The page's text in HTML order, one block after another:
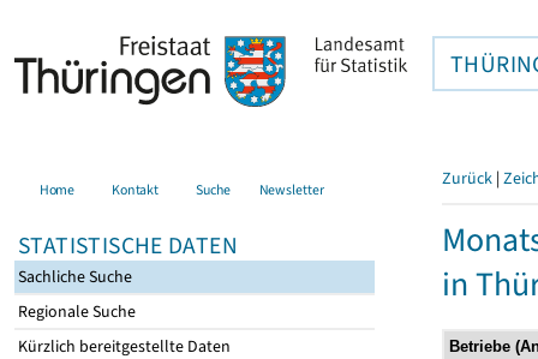
Home Kontakt Suche Newsletter
STATISTISCHE DATEN
Sachliche Suche
Regionale Suche
Kürzlich bereitgestellte Daten
Zurück |
in